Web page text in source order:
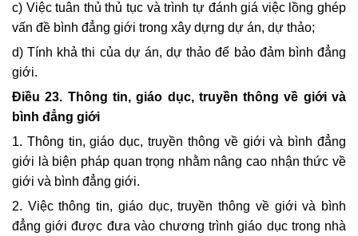
c) Việc tuân thủ thủ tục và trình tự đánh giá việc lồng ghép
vấn đề bình đẳng giới trong xây dựng dự án, dự thảo;
d) Tính khả thi của dự án, dự thảo để bảo đảm bình đẳng
giới.
Điều 23. Thông tin, giáo dục, truyền thông về giới và
bình đẳng giới
1. Thông tin, giáo dục, truyền thông về giới và bình đẳng
giới là biện pháp quan trọng nhằm nâng cao nhận thức về
giới và bình đẳng giới.
2. Việc thông tin, giáo dục, truyền thông về giới và bình
đẳng giới được đưa vào chương trình giáo dục trong nhà